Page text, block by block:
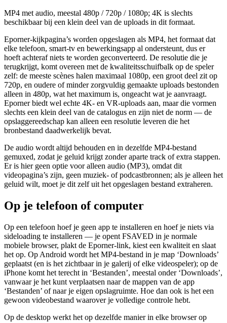
MP4 met audio, meestal 480p / 720p / 1080p; 4K is slechts
beschikbaar bij een klein deel van de uploads in dit formaat.
Eporner-kijkpagina’s worden opgeslagen als MP4, het formaat dat
elke telefoon, smart-tv en bewerkingsapp al ondersteunt, dus er
hoeft achteraf niets te worden geconverteerd. De resolutie die je
terugkrijgt, komt overeen met de kwaliteitsschuifbalk op de speler
zelf: de meeste scènes halen maximaal 1080p, een groot deel zit op
720p, en oudere of minder zorgvuldig gemaakte uploads bestonden
alleen in 480p, wat het maximum is, ongeacht wat je aanvraagt.
Eporner biedt wel echte 4K- en VR-uploads aan, maar die vormen
slechts een klein deel van de catalogus en zijn niet de norm — de
opslaggereedschap kan alleen een resolutie leveren die het
bronbestand daadwerkelijk bevat.
De audio wordt altijd behouden en in dezelfde MP4-bestand
gemuxed, zodat je geluid krijgt zonder aparte track of extra stappen.
Er is hier geen optie voor alleen audio (MP3), omdat dit
videopagina’s zijn, geen muziek- of podcastbronnen; als je alleen het
geluid wilt, moet je dit zelf uit het opgeslagen bestand extraheren.
Op je telefoon of computer
Op een telefoon hoef je geen app te installeren en hoef je niets via
sideloading te installeren — je opent FSAVED in je normale
mobiele browser, plakt de Eporner-link, kiest een kwaliteit en slaat
het op. Op Android wordt het MP4-bestand in je map ‘Downloads’
geplaatst (en is het zichtbaar in je galerij of elke videospeler); op de
iPhone komt het terecht in ‘Bestanden’, meestal onder ‘Downloads’,
vanwaar je het kunt verplaatsen naar de mappen van de app
‘Bestanden’ of naar je eigen opslagruimte. Hoe dan ook is het een
gewoon videobestand waarover je volledige controle hebt.
Op de desktop werkt het op dezelfde manier in elke browser op